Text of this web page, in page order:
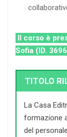
Il corso è
Sofia (ID.
TITOLO
La Casa
formazione
del